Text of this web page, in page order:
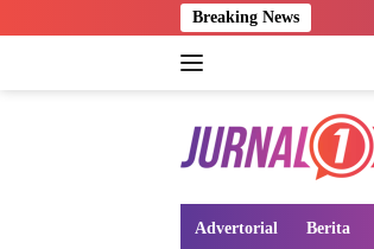
ke
Breaking News
Advertorial Berita